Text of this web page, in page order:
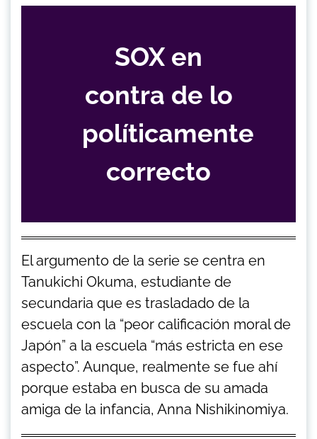
SOX en
contra de lo
políticamente
correcto
El argumento de la serie se centra en
Tanukichi Okuma, estudiante de
secundaria que es trasladado de la
escuela con la “peor calificación moral de
Japón” a la escuela “más estricta en ese
aspecto”. Aunque, realmente se fue ahí
porque estaba en busca de su amada
amiga de la infancia, Anna Nishikinomiya.